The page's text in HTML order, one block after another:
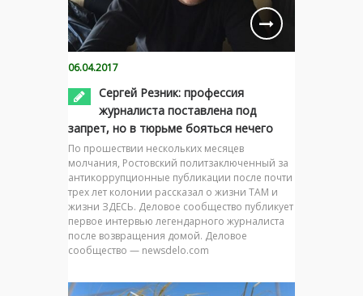
06.04.2017
Сергей Резник: профессия
журналиста поставлена под
запрет, но в тюрьме бояться нечего
По прошествии нескольких месяцев
молчания, Ростовский политзаключенный за
антикоррупционные публикации после почти
трех лет колонии рассказал о жизни ТАМ и
жизни ЗДЕСЬ. Деловое сообщество публикует
первое интервью легендарного журналиста
после возвращения домой. Деловое
сообщество — newsdelo.com